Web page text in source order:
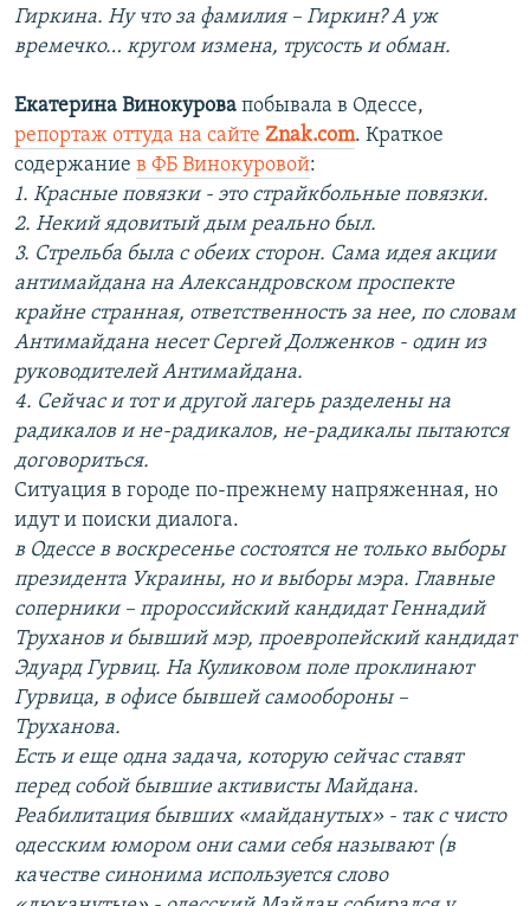
Гиркина. Ну что за фамилия – Гиркин? А уж
времечко… кругом измена, трусость и обман.
Екатерина Винокурова побывала в Одессе,
репортаж оттуда на сайте Znak.com. Краткое
содержание в ФБ Винокуровой:
1. Красные повязки - это страйкбольные повязки.
2. Некий ядовитый дым реально был.
3. Стрельба была с обеих сторон. Сама идея акции
антимайдана на Александровском проспекте
крайне странная, ответственность за нее, по словам
Антимайдана несет Сергей Долженков - один из
руководителей Антимайдана.
4. Сейчас и тот и другой лагерь разделены на
радикалов и не-радикалов, не-радикалы пытаются
договориться.
Ситуация в городе по-прежнему напряженная, но
идут и поиски диалога.
в Одессе в воскресенье состоятся не только выборы
президента Украины, но и выборы мэра. Главные
соперники – пророссийский кандидат Геннадий
Труханов и бывший мэр, проевропейский кандидат
Эдуард Гурвиц. На Куликовом поле проклинают
Гурвица, в офисе бывшей самообороны –
Труханова.
Есть и еще одна задача, которую сейчас ставят
перед собой бывшие активисты Майдана.
Реабилитация бывших «майданутых» - так с чисто
одесским юмором они сами себя называют (в
качестве синонима используется слово